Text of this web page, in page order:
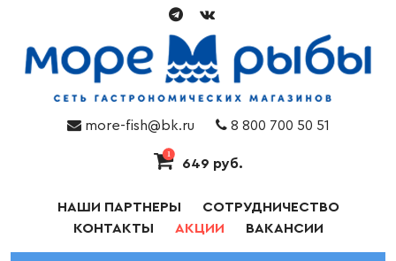
more-fish@bk.ru 8 800 700 50 51
1
649 руб.
НАШИ ПАРТНЕРЫ
СОТРУДНИЧЕСТВО
КОНТАКТЫ
АКЦИИ ВАКАНСИИ